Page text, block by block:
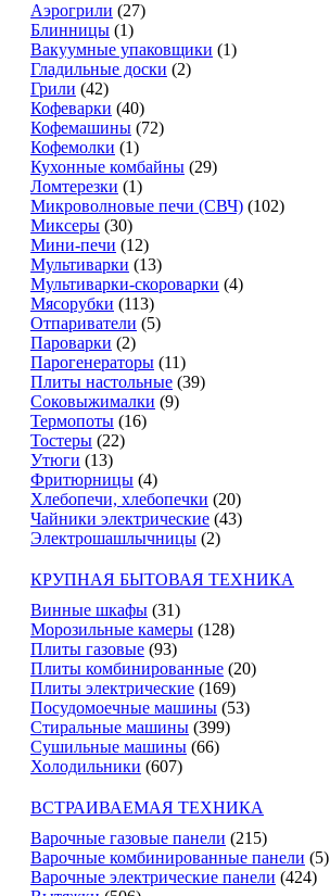
Аэрогрили (27)
Блинницы (1)
Вакуумные упаковщики (1)
Гладильные доски (2)
Грили (42)
Кофеварки (40)
Кофемашины (72)
Кофемолки (1)
Кухонные комбайны (29)
Ломтерезки (1)
Микроволновые печи (СВЧ) (102)
Миксеры (30)
Мини-печи (12)
Мультиварки (13)
Мультиварки-скороварки (4)
Мясорубки (113)
Отпариватели (5)
Пароварки (2)
Парогенераторы (11)
Плиты настольные (39)
Соковыжималки (9)
Термопоты (16)
Тостеры (22)
Утюги (13)
Фритюрницы (4)
Хлебопечи, хлебопечки (20)
Чайники электрические (43)
Электрошашлычницы (2)
КРУПНАЯ БЫТОВАЯ ТЕХНИКА
Винные шкафы (31)
Морозильные камеры (128)
Плиты газовые (93)
Плиты комбинированные (20)
Плиты электрические (169)
Посудомоечные машины (53)
Стиральные машины (399)
Сушильные машины (66)
Холодильники (607)
ВСТРАИВАЕМАЯ ТЕХНИКА
Варочные газовые панели (215)
Варочные комбинированные панели (5)
Варочные электрические панели (424)